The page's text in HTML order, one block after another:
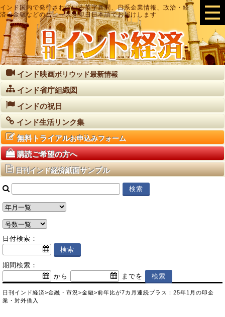
インド国内で発行されている英字新聞、日系企業情報、政治・経
済・金融などのニュースを即日日本語でお届けします
インド映画ボリウッド最新情報
インド省庁組織図
インドの祝日
インド生活リンク集
無料トライアルお申込みフォーム
購読ご希望の方へ
日刊インド経済紙面サンプル
日付検索：
期間検索：
から
までを
日刊インド経済>金融・市況 >金融>前年比が7カ月連続プラス：25年1月の印企
業・対外借入